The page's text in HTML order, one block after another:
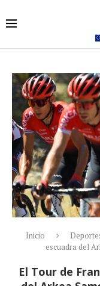
Inicio
escuadra del
El Tour de